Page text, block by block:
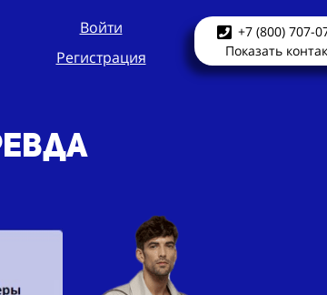
Войти
Регистрация
+7 (800) 707-
Показать